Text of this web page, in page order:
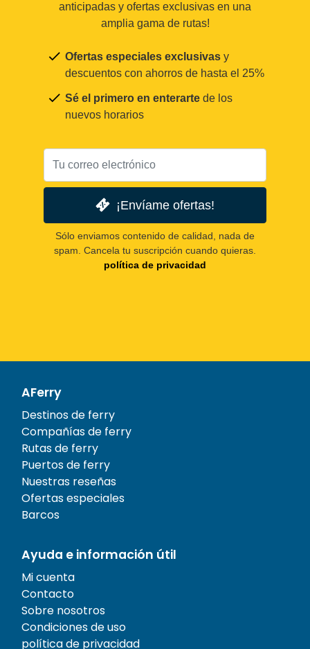
anticipadas y ofertas exclusivas en una
amplia gama de rutas!
Ofertas especiales exclusivas y
descuentos con ahorros de hasta el 25%
Sé el primero en enterarte de los
nuevos horarios
¡Envíame ofertas!
Sólo enviamos contenido de calidad, nada de
spam. Cancela tu suscripción cuando quieras.
política de privacidad
AFerry
Destinos de ferry
Compañías de ferry
Rutas de ferry
Puertos de ferry
Nuestras reseñas
Ofertas especiales
Barcos
Ayuda e información útil
Mi cuenta
Contacto
Sobre nosotros
Condiciones de uso
política de privacidad